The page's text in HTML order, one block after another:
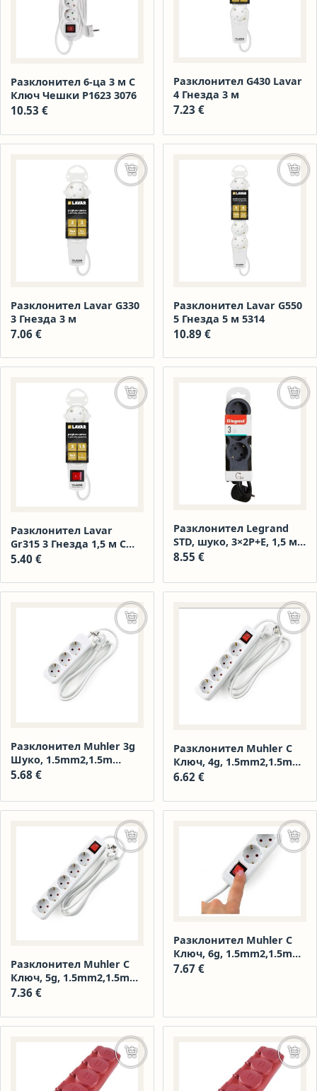
Разклонител 6-ца 3 м С
Ключ Чешки Р1623 3076
10.53 €
Разклонител G430 Lavar
4 Гнезда 3 м
7.23 €
Разклонител Lavar G330
3 Гнезда 3 м
7.06 €
Добавяне в количката
Разклонител Lavar G550
5 Гнезда 5 м 5314
10.89 €
Разклонител Lavar
Gr315 3 Гнезда 1,5 м С
Ключ
5.40 €
Добавяне в количката
Разклонител Legrand
STD, шуко, 3×2P+E, 1,5 м.
кабел, черно/сиво
8.55 €
Разклонител Muhler 3g
Шуко, 1.5mm2,1.5m
Дължина
5.68 €
Още
Разклонител Muhler С
Ключ, 4g, 1.5mm2,1.5m
Дължина 1006178
6.62 €
Разклонител Muhler С
Ключ, 5g, 1.5mm2,1.5m
Дължина 1006179
7.36 €
Добавяне в количката
Разклонител Muhler С
Ключ, 6g, 1.5mm2,1.5m
Дължина 1006180
7.67 €
Добавяне в количката